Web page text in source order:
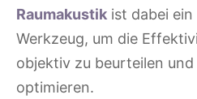
Raumakustik ist dabei
Werkzeug, um die
objektiv zu beurteilen
optimieren.